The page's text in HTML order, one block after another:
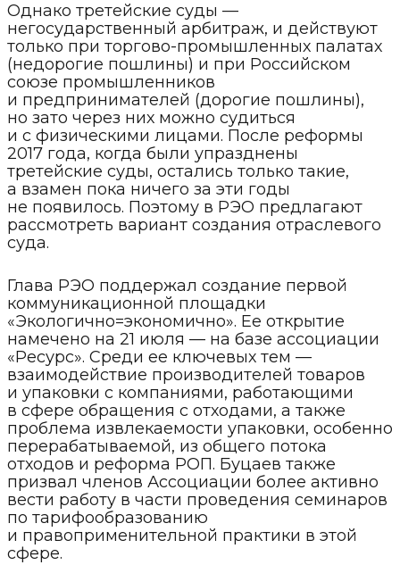
Однако третейские суды —
негосударственный арбитраж, и действуют
только при торгово-промышленных палатах
(недорогие пошлины) и при Российском
союзе промышленников
и предпринимателей (дорогие пошлины),
но зато через них можно судиться
и с физическими лицами. После реформы
2017 года, когда были упразднены
третейские суды, остались только такие,
а взамен пока ничего за эти годы
не появилось. Поэтому в РЭО предлагают
рассмотреть вариант создания отраслевого
суда.
Глава РЭО поддержал создание первой
коммуникационной площадки
«Экологично=экономично». Ее открытие
намечено на 21 июля — на базе ассоциации
«Ресурс». Среди ее ключевых тем —
взаимодействие производителей товаров
и упаковки с компаниями, работающими
в сфере обращения с отходами, а также
проблема извлекаемости упаковки, особенно
перерабатываемой, из общего потока
отходов и реформа РОП. Буцаев также
призвал членов Ассоциации более активно
вести работу в части проведения семинаров
по тарифообразованию
и правоприменительной практики в этой
сфере.